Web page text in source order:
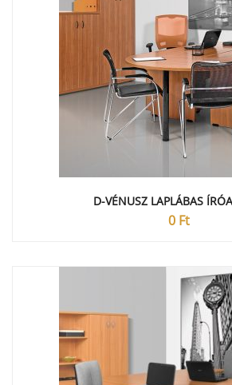
D-VÉNUSZ LAPLÁBAS
0 Ft